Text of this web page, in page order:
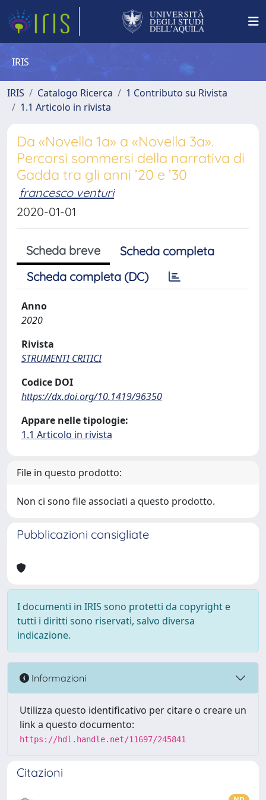
IRIS
IRIS Catalogo Ricerca
1 Contributo su Rivista
1.1 Articolo in rivista
Da «Novella 1a» a «Novella 3a».
Percorsi sommersi della narrativa di
Gadda tra gli anni ’20 e ’30
francesco venturi
2020-01-01
Scheda breve
Scheda completa
Scheda completa (DC)
Anno
2020
Rivista
STRUMENTI CRITICI
Codice DOI
https://dx.doi.org/10.1419/96350
Appare nelle tipologie:
1.1 Articolo in rivista
File in questo prodotto:
Non ci sono file associati a questo prodotto.
Pubblicazioni consigliate
I documenti in IRIS sono protetti da copyright e
tutti i diritti sono riservati, salvo diversa
indicazione.
Informazioni
Utilizza questo identificativo per citare o creare un
link a questo documento:
https://hdl.handle.net/11697/245841
Citazioni